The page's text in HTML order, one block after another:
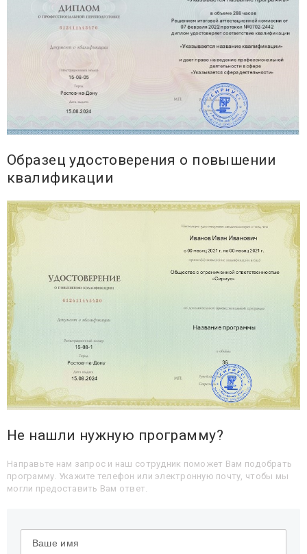
Образец удостоверения о повышении
квалификации
Не нашли нужную программу?
Направьте нам запрос и наш сотрудник поможет Вам подобрать
программу. Укажите телефон или электронную почту, чтобы мы
могли предоставить Вам ответ.